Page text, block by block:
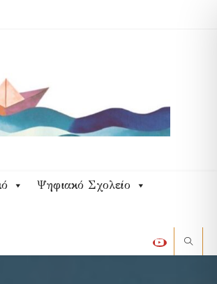
Ψηφιακό Σχολείο